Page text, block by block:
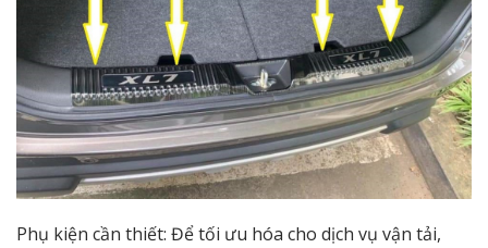
Phụ kiện cần thiết: Để tối ưu hóa cho dịch vụ vận tải,